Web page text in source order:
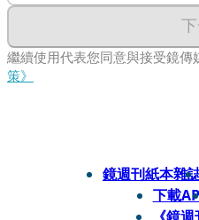
繼續使用代表您同意與接受鏡傳
策》
鏡週刊紙本雜
下載